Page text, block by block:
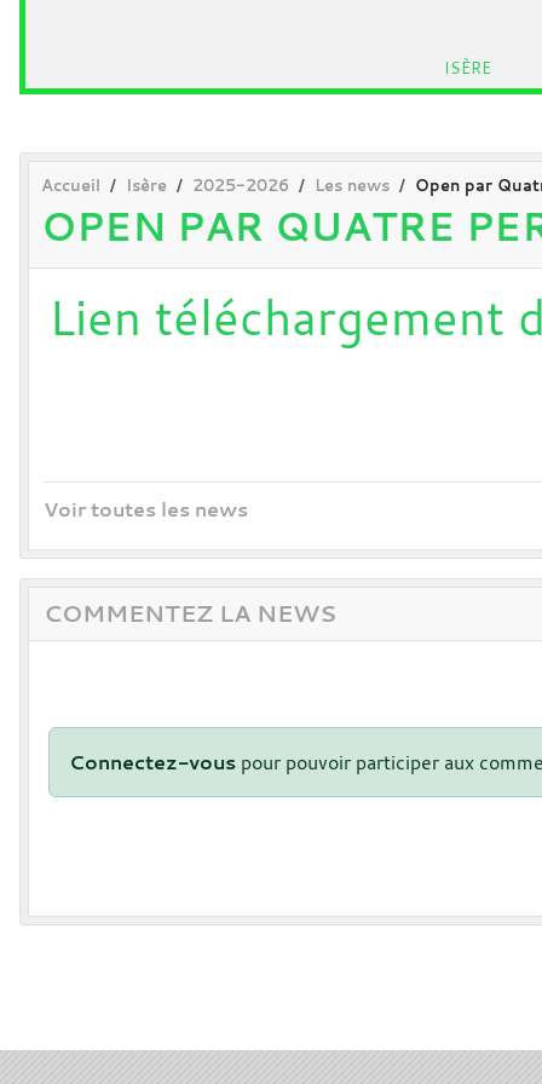
ISÈRE
Accueil Isère 2025-2026 Les news Open par
OPEN PAR QUATRE
Lien téléchargement
Voir toutes les news
COMMENTEZ LA NEWS
Connectez-vous pour pouvoir participer aux